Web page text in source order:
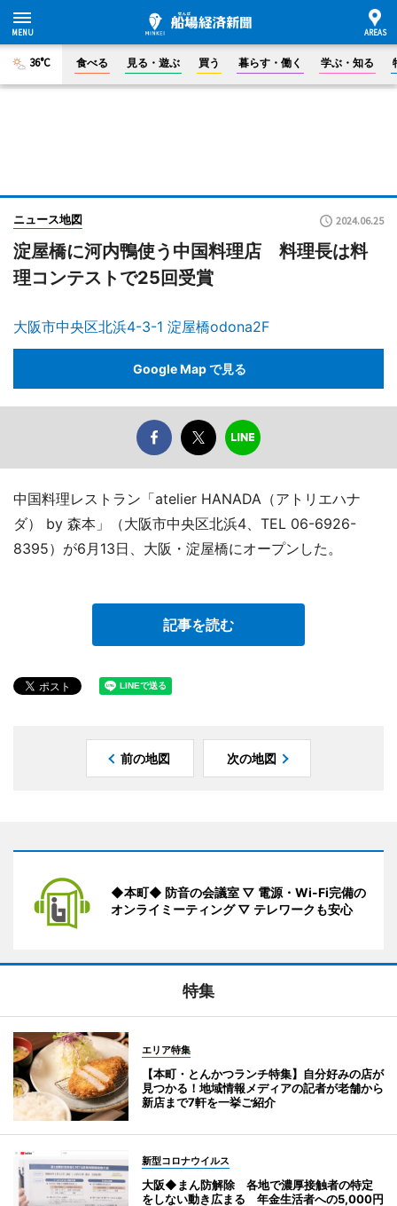
36°C 食べる 見る・遊ぶ 買う 暮らす・働く 学ぶ・知る
ニュース地図 2024.06.25
淀屋橋に河内鴨使う中国料理店 料理長は料
理コンテストで25回受賞
大阪市中央区北浜4-3-1 淀屋橋odona2F
Google Map で見る
中国料理レストラン「atelier HANADA（アトリエハナ
ダ） by 森本」（大阪市中央区北浜4、TEL 06-6926-
8395）が6月13日、大阪・淀屋橋にオープンした。
記事を読む
前の地図 次の地図
◆本町◆ 防音の会議室 ▽ 電源・Wi-Fi完備の
オンライミーティング ▽ テレワークも安心
特集
エリア特集
【本町・とんかつランチ特集】自分好みの店が
見つかる！地域情報メディアの記者が老舗から
新店まで7軒を一挙ご紹介
新型コロナウイルス
大阪◆まん防解除 各地で濃厚接触者の特定
をしない動き広まる 年金生活者への5,000円